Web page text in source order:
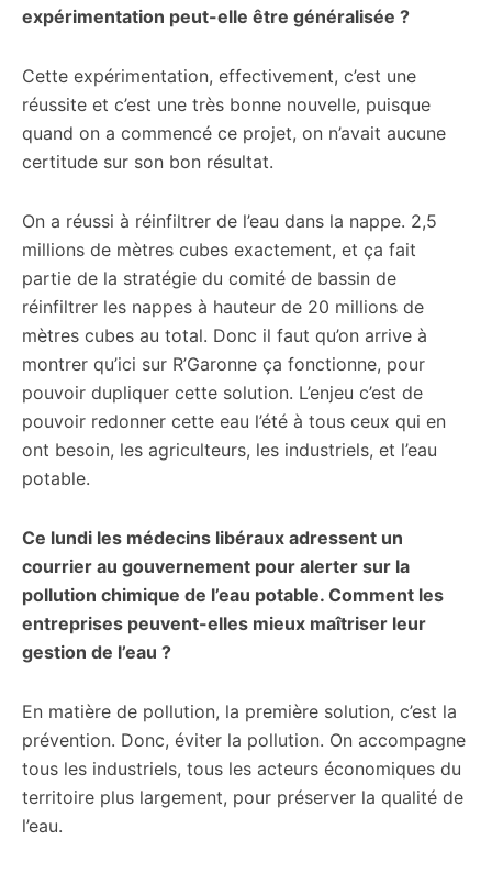
expérimentation peut-elle être généralisée ?
Cette expérimentation, effectivement, c’est une
réussite et c’est une très bonne nouvelle, puisque
quand on a commencé ce projet, on n’avait aucune
certitude sur son bon résultat.
On a réussi à réinfiltrer de l’eau dans la nappe. 2,5
millions de mètres cubes exactement, et ça fait
partie de la stratégie du comité de bassin de
réinfiltrer les nappes à hauteur de 20 millions de
mètres cubes au total. Donc il faut qu’on arrive à
montrer qu’ici sur R’Garonne ça fonctionne, pour
pouvoir dupliquer cette solution. L’enjeu c’est de
pouvoir redonner cette eau l’été à tous ceux qui en
ont besoin, les agriculteurs, les industriels, et l’eau
potable.
Ce lundi les médecins libéraux adressent un
courrier au gouvernement pour alerter sur la
pollution chimique de l’eau potable. Comment les
entreprises peuvent-elles mieux maîtriser leur
gestion de l’eau ?
En matière de pollution, la première solution, c’est la
prévention. Donc, éviter la pollution. On accompagne
tous les industriels, tous les acteurs économiques du
territoire plus largement, pour préserver la qualité de
l’eau.